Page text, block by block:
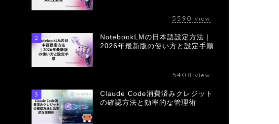
5590 view
2
NotebookLMの日本語設定方法｜
2026年最新版の使い方と設定手順
5408 view
3
Claude Code消費済みクレジット
の確認方法と効率的な管理術